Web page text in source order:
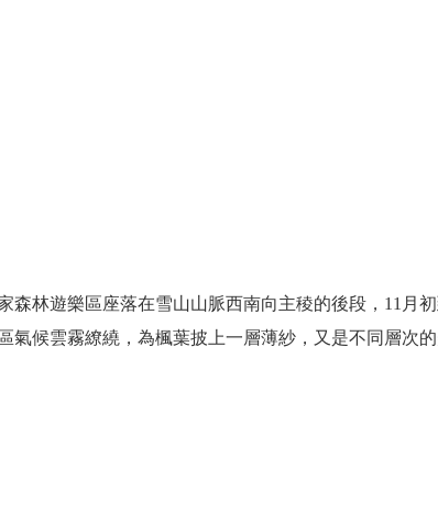
森林遊樂區座落在雪山山脈西南向主稜的後段，11月
候雲霧繚繞，為楓葉披上一層薄紗，又是不同層次的